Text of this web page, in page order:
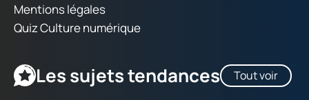
Mentions légales
Quiz Culture numérique
Les sujets tendances Tout voir